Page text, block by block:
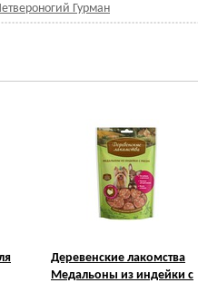
Гурман
Деревенские лакомства
Медальоны из индейки с